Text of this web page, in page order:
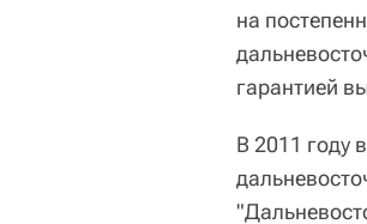
на
гарантией
В 2011 году